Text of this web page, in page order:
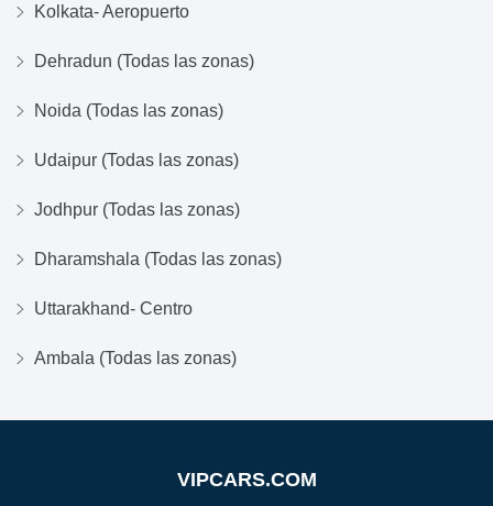
Kolkata- Aeropuerto
Dehradun (Todas las zonas)
Noida (Todas las zonas)
Udaipur (Todas las zonas)
Jodhpur (Todas las zonas)
Dharamshala (Todas las zonas)
Uttarakhand- Centro
Ambala (Todas las zonas)
VIPCARS.COM